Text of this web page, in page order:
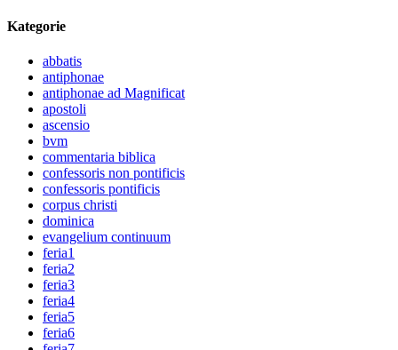
Kategorie
abbatis
antiphonae
antiphonae ad Magnificat
apostoli
ascensio
bvm
commentaria biblica
confessoris non pontificis
confessoris pontificis
corpus christi
dominica
evangelium continuum
feria1
feria2
feria3
feria4
feria5
feria6